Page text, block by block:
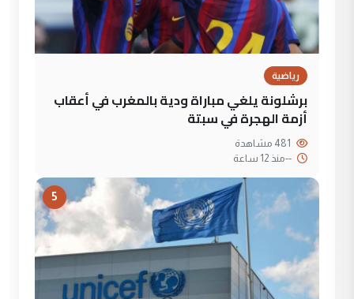
رياضية
برشلونة يلغي مباراة ودية بالمغرب في أعقاب
أزمة الهجرة في سبتة
--منذ 12 ساعة
5